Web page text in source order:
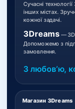
Магазин 3Dreams
Сучасні
інших містах.
кожної задачі.
3Dreams— 3D-
Допоможемо з
замовлення.
З любовʼю,